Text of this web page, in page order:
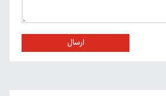
ارسال